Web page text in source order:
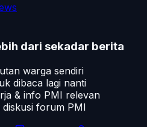
dari sekadar berita
warga sendiri
dibaca lagi nanti
& info PMI relevan
forum PMI